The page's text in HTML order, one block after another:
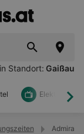
Standort: Gaißau
Elektronik
Admiral